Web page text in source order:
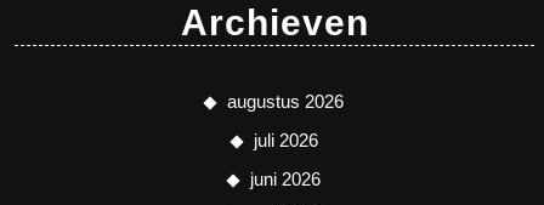
Archieven
augustus 2026
juli 2026
juni 2026